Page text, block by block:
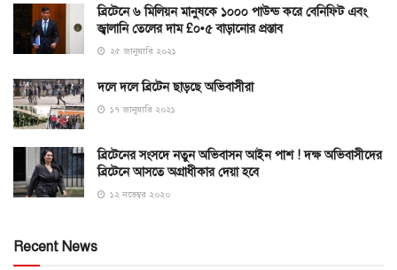
ব্রিটেনে ৬ মিলিয়ন মানুষকে ১০০০ পাউন্ড করে বেনিফিট এবং
জ্বালানি তেলের দাম £০•৫ বাড়ানোর প্রস্তাব
২৫ জানুয়ারি ২০২১
দলে দলে ব্রিটেন ছাড়ছে অভিবাসীরা
১৭ জানুয়ারি ২০২১
ব্রিটেনের সংসদে নতুন অভিবাসন আইন পাশ ! দক্ষ অভিবাসীদের
ব্রিটেনে আসতে অগ্রাধীকার দেয়া হবে
১২ নভেম্বর ২০২০
Recent News